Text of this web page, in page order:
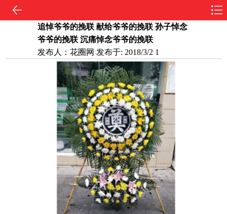
追悼爷爷的挽联 献给爷爷的挽联 孙子悼念
爷爷的挽联 沉痛悼念爷爷的挽联
发布人： 花圈网 发布于: 2018/3/2 1